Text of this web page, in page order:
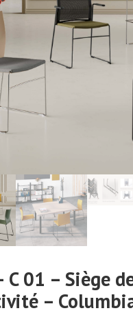
C 01 – Siège
–